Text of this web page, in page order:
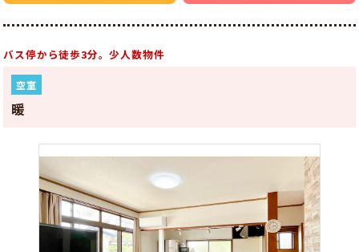
バス停から徒歩3分。少人数物件
空室
暖